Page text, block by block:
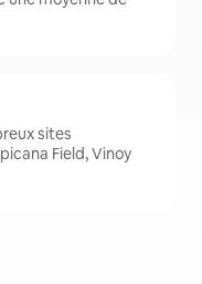
sites
Field, Vinoy